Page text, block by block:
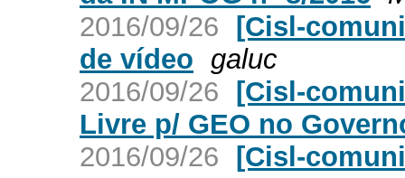
2016/09/26 [Cisl-
de vídeo galuc
2016/09/26 [Cisl-
Livre p/ GEO no
2016/09/26 [Cisl-